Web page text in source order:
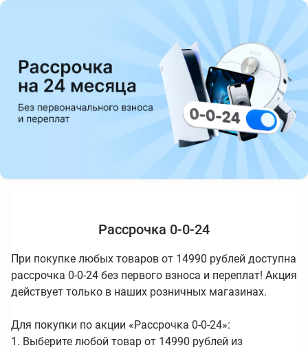
Рассрочка 0-0-24
При покупке любых товаров от 14990 рублей доступна
рассрочка 0-0-24 без первого взноса и переплат! Акция
действует только в наших розничных магазинах.
Для покупки по акции «Рассрочка 0-0-24»:
1. Выберите любой товар от 14990 рублей из